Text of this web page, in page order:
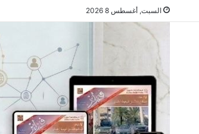
السبت, أغسطس 8 2026